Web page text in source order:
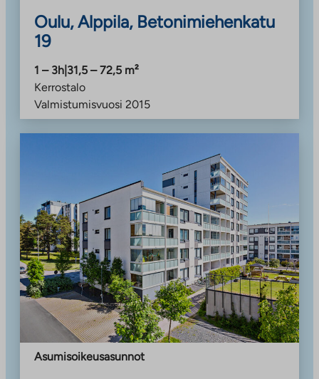
Oulu, Alppila, Betonimiehenkatu
19
1 – 3h 31,5 – 72,5 m²
Kerrostalo
Valmistumisvuosi 2015
Asumisoikeusasunnot